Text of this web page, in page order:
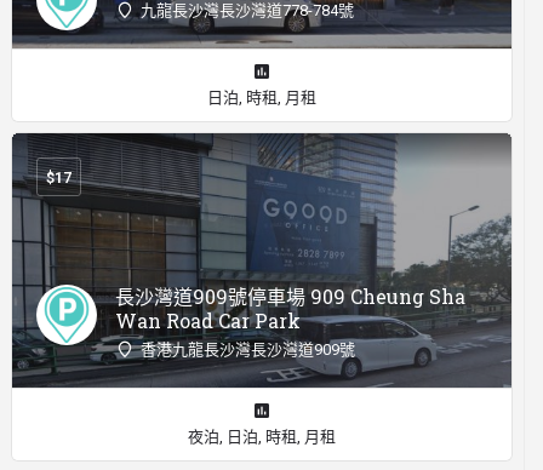
九龍長沙灣長沙灣道778-784號
日泊, 時租, 月租
長沙灣道909號停車場 909 Cheung Sha
Wan Road Car Park
香港九龍長沙灣長沙灣道909號
$17
夜泊, 日泊, 時租, 月租